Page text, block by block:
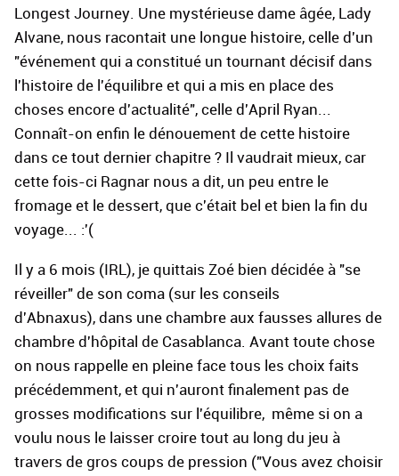
Longest Journey. Une mystérieuse dame âgée, Lady
Alvane, nous racontait une longue histoire, celle d'un
"événement qui a constitué un tournant décisif dans
l'histoire de l'équilibre et qui a mis en place des
choses encore d'actualité", celle d'April Ryan...
Connaît-on enfin le dénouement de cette histoire
dans ce tout dernier chapitre ? Il vaudrait mieux, car
cette fois-ci Ragnar nous a dit, un peu entre le
fromage et le dessert, que c'était bel et bien la fin du
voyage... :'(
Il y a 6 mois (IRL), je quittais Zoé bien décidée à "se
réveiller" de son coma (sur les conseils
d'Abnaxus), dans une chambre aux fausses allures de
chambre d'hôpital de Casablanca. Avant toute chose
on nous rappelle en pleine face tous les choix faits
précédemment, et qui n'auront finalement pas de
grosses modifications sur l'équilibre, même si on a
voulu nous le laisser croire tout au long du jeu à
travers de gros coups de pression ("Vous avez choisir